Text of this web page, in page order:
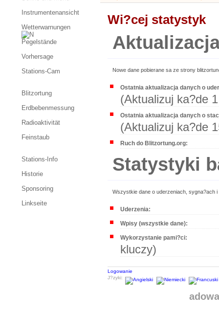
Wi?cej statystyk
Nowe dane pobierane sa ze strony
Ostatnia aktualizacja danych o
(Aktualizuj ka?de
Ostatnia aktualizacja danych o
(Aktualizuj ka?de
Ruch do Blitzortung.org:
Statystyki
Wszystkie dane o uderzeniach, sygna?ach
Uderzenia:
Wpisy (wszystkie dane):
Wykorzystanie pami?ci:
kluczy)
Logowanie
J?zyki:
Instrumentenansicht
Wetterwarnungen
Pegelstände
Vorhersage
Stations-Cam
Blitzortung
Erdbebenmessung
Radioaktivität
Feinstaub
Stations-Info
Historie
Sponsoring
Linkseite